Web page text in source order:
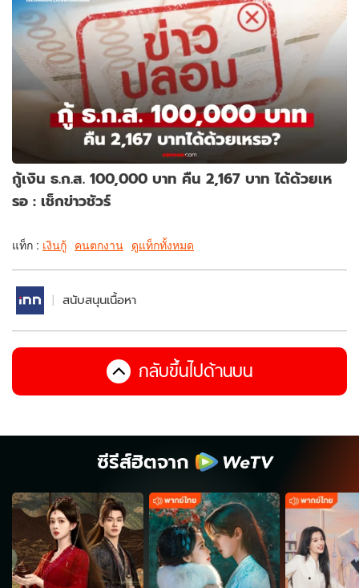
กู้เงิน ธ.ก.ส. 100,000 บาท คืน 2,167 บาท ได้ด้วยเห
รอ : เช็กข่าวชัวร์
แท็ก : เงินกู้ คนตกงาน ดูแท็กทั้งหมด
สนับสนุนเนื้อหา
กลับขึ้นไปด้านบน
ซีรีส์ฮิตจาก